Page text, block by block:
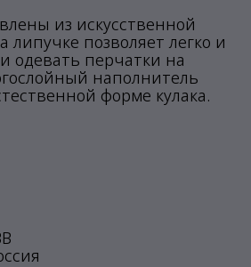
из искусственной
позволяет легко и
одевать перчатки на
наполнитель
форме кулака.